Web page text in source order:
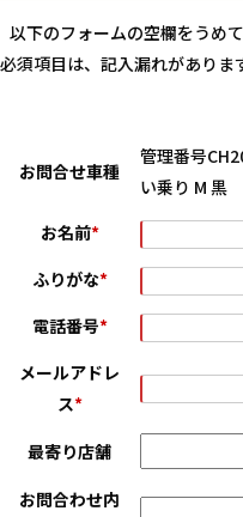
以下のフォームの空欄をうめ
必須項目は、記入漏れがあり
お問合せ車種
管理番号
い乗り M 黒
お名前*
ふりがな*
電話番号*
メールアドレ
ス*
最寄り店舗
お問合わせ内